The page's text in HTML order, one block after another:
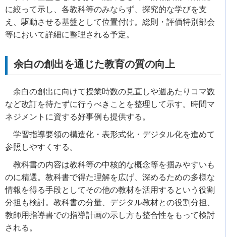
に絞って示し、各教科等のみならず、探究的な学びを支
え、駆動させる基盤として位置付け。総則・評価特別部会
等において詳細に整理される予定。
余白の創出を通じた教育の質の向上
余白の創出に向けて授業時数の見直しや週あたりコマ数
など改訂を待たずに行うべきことを整理して示す。時間マ
ネジメントに資する好事例も提供する。
学習指導要領の構造化・表形式化・デジタル化を進めて
参照しやすくする。
教科書の内容は教科等の中核的な概念等を掴みやすいも
のに精選。教科書で得た理解を広げ、深めるための多様な
情報を得る手段としてその他の教材を活用するという役割
分担も検討。教科書の分量、デジタル教材との役割分担、
教師用指導書での指導計画の示し方も整合性をもって検討
される。